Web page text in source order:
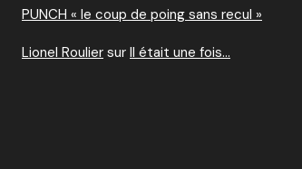
PUNCH « le coup de poing sans recul »
Lionel Roulier sur Il était une fois…